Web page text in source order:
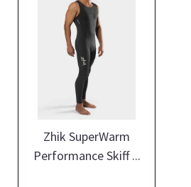
Zhik SuperWarm
Performance Skiff ...